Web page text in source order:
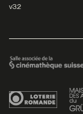
v3.2